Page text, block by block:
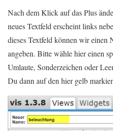
Nach dem Klick auf das Plus
neues Textfeld erscheint links
dieses Textfeld können wir einen
angeben. Bitte wähle hier einen
Umlaute, Sonderzeichen oder
Du dann auf den hier gelb